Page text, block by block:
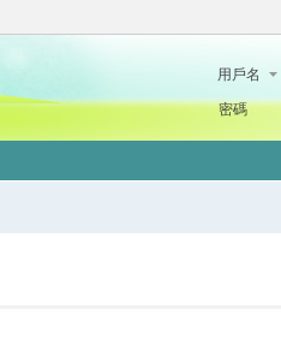
用戶名
密碼